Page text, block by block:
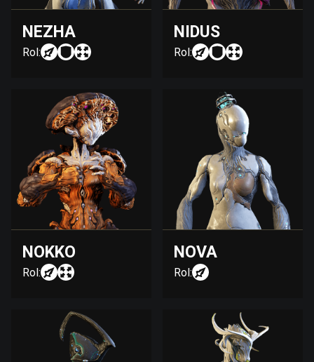
NEZHA
Rol:
NIDUS
Rol:
NOKKO
Rol:
NOVA
Rol: